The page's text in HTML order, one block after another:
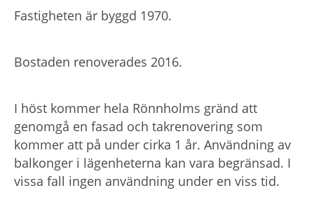
Fastigheten är byggd 1970.
Bostaden renoverades 2016.
I höst kommer hela Rönnholms gränd att
genomgå en fasad och takrenovering som
kommer att på under cirka 1 år. Användning av
balkonger i lägenheterna kan vara begränsad. I
vissa fall ingen användning under en viss tid.